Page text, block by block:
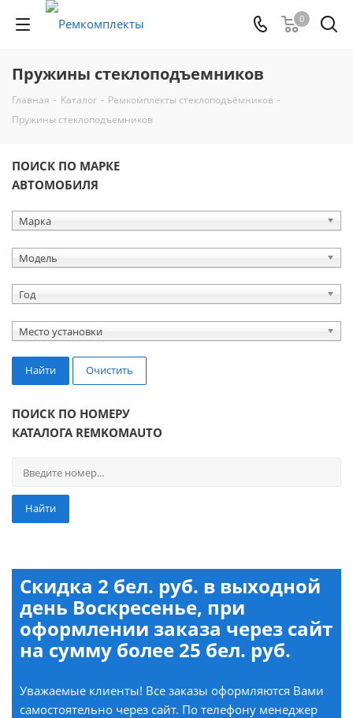
0
Пружины стеклоподъемников
Главная - Каталог - Ремкомплекты стеклоподъёмников -
Пружины стеклоподъемников
ПОИСК ПО МАРКЕ
АВТОМОБИЛЯ
Марка
Модель
Год
Место установки
Найти Очистить
ПОИСК ПО НОМЕРУ
КАТАЛОГА REMKOMAUTO
Найти
Скидка 2 бел. руб. в выходной
день Воскресенье, при
оформлении заказа через сайт
на сумму более 25 бел. руб.
Уважаемые клиенты! Все заказы оформляются Вами
самостоятельно через сайт. По телефону менеджер